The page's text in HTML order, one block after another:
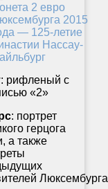
: рифленый с
«2»
: портрет
герцога
а также
Люксембурга